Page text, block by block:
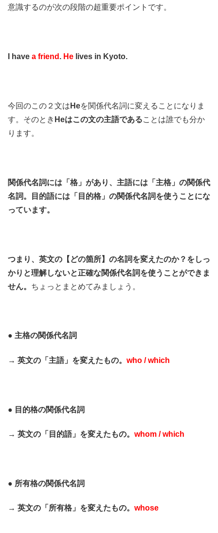
意識するのが次の段階の超重要ポイントです。
I have a friend . He lives in Kyoto.
今回のこの２文は Heを関係代名詞に変えることになりま
す。そのとき Heはこの文の主語であることは誰でも分か
ります。
関係代名詞には「格」があり、主語には「主格」の関係代
名詞。目的語には「目的格」の関係代名詞を使うことにな
っています。
つまり、英文の【どの箇所】の名詞を変えたのか？をしっ
かりと理解しないと正確な関係代名詞を使うことができま
せん。 ちょっとまとめてみましょう。
● 主格の関係代名詞
→ 英文の「主語」を変えたもの。 who / which
● 目的格の関係代名詞
→ 英文の「目的語」を変えたもの。 whom / which
● 所有格の関係代名詞
→ 英文の「所有格」を変えたもの。 whose